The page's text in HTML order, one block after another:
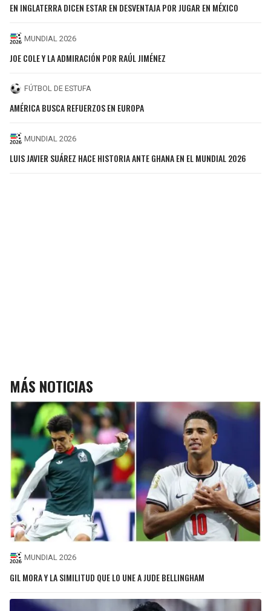
EN INGLATERRA DICEN ESTAR EN DESVENTAJA POR JUGAR EN MÉXICO
MUNDIAL 2026
JOE COLE Y LA ADMIRACIÓN POR RAÚL JIMÉNEZ
FÚTBOL DE ESTUFA
AMÉRICA BUSCA REFUERZOS EN EUROPA
MUNDIAL 2026
LUIS JAVIER SUÁREZ HACE HISTORIA ANTE GHANA EN EL MUNDIAL 2026
MÁS NOTICIAS
MUNDIAL 2026
GIL MORA Y LA SIMILITUD QUE LO UNE A JUDE BELLINGHAM